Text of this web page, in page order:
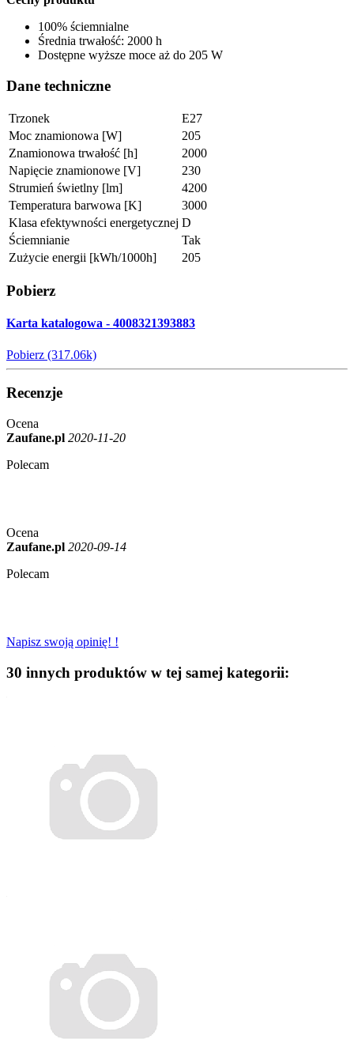
100% ściemnialne
Średnia trwałość: 2000 h
Dostępne wyższe moce aż do 205 W
Dane techniczne
Trzonek
E27
Moc znamionowa [W]
205
Znamionowa trwałość [h]
2000
Napięcie znamionowe [V]
230
Strumień świetlny [lm]
4200
Temperatura barwowa [K]
3000
Klasa efektywności energetycznej D
Ściemnianie
Tak
Zużycie energii [kWh/1000h]
205
Pobierz
Karta katalogowa - 4008321393883
Pobierz (317.06k)
Recenzje
Ocena
Zaufane.pl 2020-11-20
Polecam
Ocena
Zaufane.pl 2020-09-14
Polecam
Napisz swoją opinię! !
30 innych produktów w tej samej kategorii: